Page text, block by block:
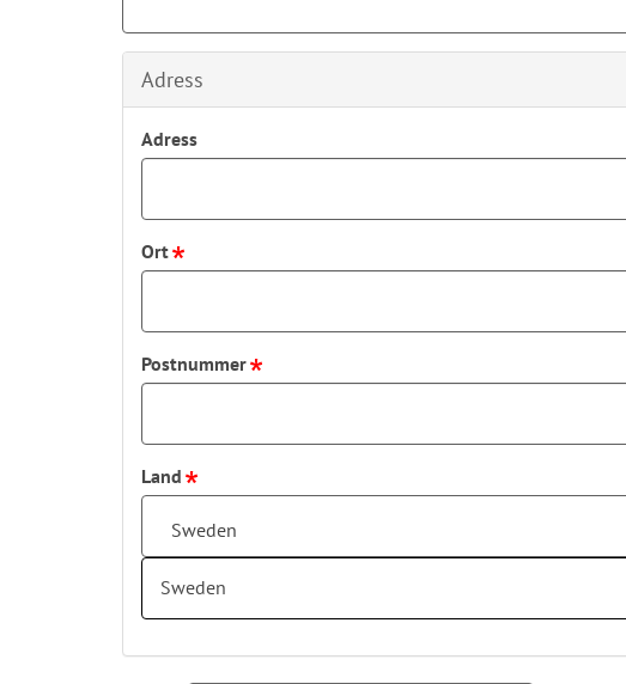
Adress
Adress
Ort
Postnummer
Land
Sweden
Sweden